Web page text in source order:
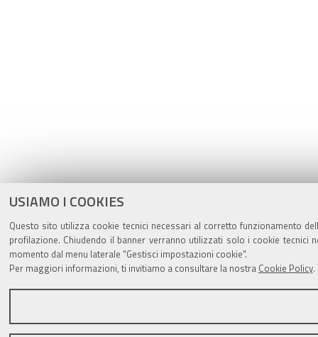
USIAMO I COOKIES
Questo sito utilizza cookie tecnici necessari al corretto funzionamento
profilazione. Chiudendo il banner verranno utilizzati solo i cookie
momento dal menu laterale "Gestisci impostazioni cookie".
Per maggiori informazioni, ti invitiamo a consultare la nostra Cookie Policy.